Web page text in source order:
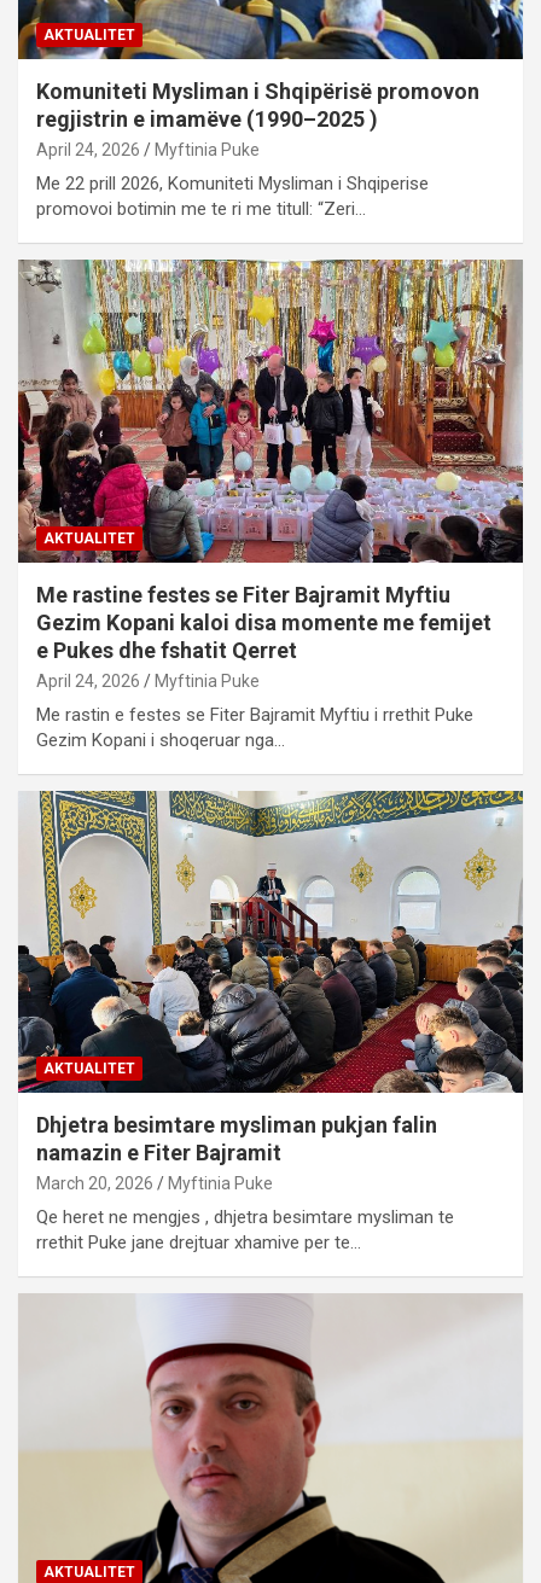
AKTUALITET
Komuniteti Mysliman i Shqipërisë promovon
regjistrin e imamëve (1990–2025 )
April 24, 2026 Myftinia Puke
Me 22 prill 2026, Komuniteti Mysliman i Shqiperise
promovoi botimin me te ri me titull: “Zeri…
AKTUALITET
Me rastine festes se Fiter Bajramit Myftiu
Gezim Kopani kaloi disa momente me femijet
e Pukes dhe fshatit Qerret
April 24, 2026 Myftinia Puke
Me rastin e festes se Fiter Bajramit Myftiu i rrethit Puke
Gezim Kopani i shoqeruar nga…
AKTUALITET
Dhjetra besimtare mysliman pukjan falin
namazin e Fiter Bajramit
March 20, 2026 Myftinia Puke
Qe heret ne mengjes , dhjetra besimtare mysliman te
rrethit Puke jane drejtuar xhamive per te…
AKTUALITET